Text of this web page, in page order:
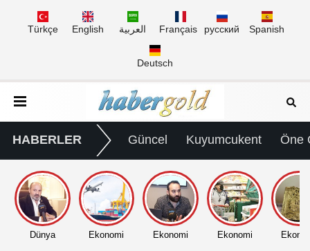
Türkçe English العربية Français русский Spanish
Deutsch
HABERLER Güncel Kuyumcukent Öne
Dünya Ekonomi Ekonomi Ekonomi